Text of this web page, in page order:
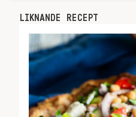
LIKNANDE RECEPT